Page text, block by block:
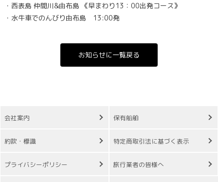
・西表島 仲間川&由布島 《早まわり13：00出発コース》
・水牛車でのんびり由布島 13:00発
お知らせに一覧戻る
会社案内 保有船舶
約款・標識 特定商取引法に基づく表示
プライバシーポリシー 旅行業者の皆様へ